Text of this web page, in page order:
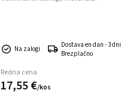
Na zalogi
Dostava en dan - 3 dni
Brezplačno
Redna cena
17,55€/kos